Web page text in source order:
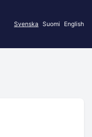
Svenska Suomi English